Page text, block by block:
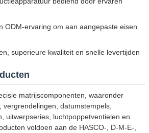
ODM-ervaring om aan aangepaste eisen
superieure kwaliteit en snelle levertijden
matrijscomponenten, waaronder
vergrendelingen, datumstempels,
uitwerpseries, luchtpoppetventielen en
voldoen aan de HASCO-, D-M-E-,